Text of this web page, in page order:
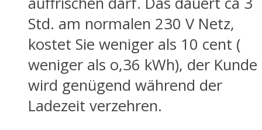
Std. am normalen 230 V Netz,
kostet Sie weniger als 10 cent (
weniger als o,36 kWh), der Kunde
wird genügend während der
Ladezeit verzehren.